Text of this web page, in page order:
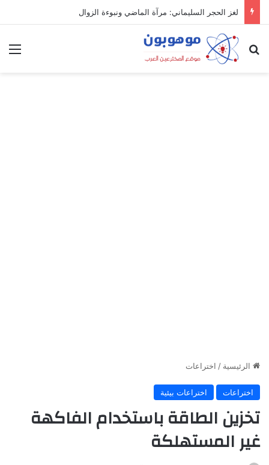
لغز الحجر السليماني: مرآة الماضي ونبوءة الزوال
بحث عن
الرئيسية / اختراعات
اختراعات اختراعات بيئية
تخزين الطاقة باستخدام الفاكهة
غير المستهلكة